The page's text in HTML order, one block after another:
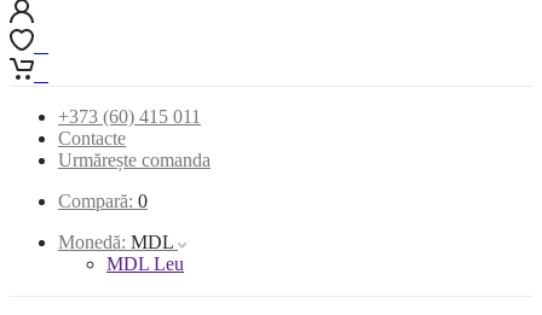
+373 (60) 415 011
Contacte
Urmărește comanda
Compară: 0
Monedă: MDL
MDL Leu